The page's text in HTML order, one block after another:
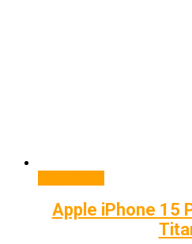
Apple iPhone 15